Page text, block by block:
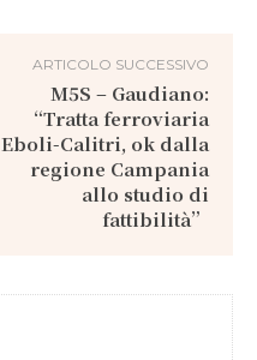
ARTICOLO SUCCESSIVO
M5S – Gaudiano:
“Tratta ferroviaria
Eboli-Calitri, ok dalla
regione Campania
allo studio di
fattibilità”